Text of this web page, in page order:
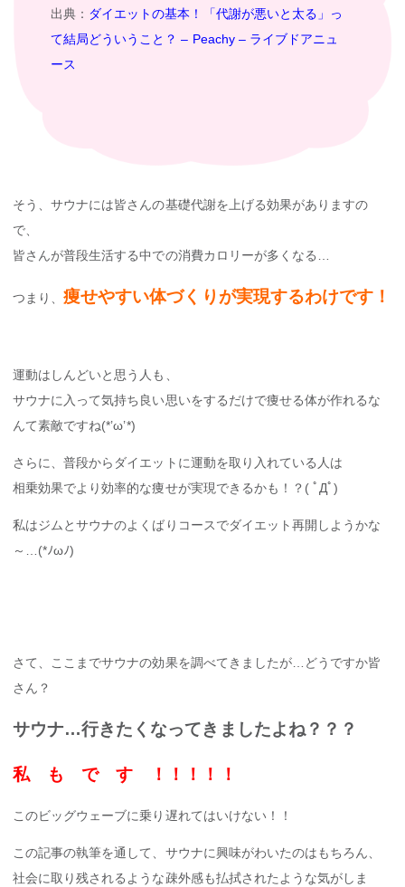
出典： ダイエットの基本！「代謝が悪いと太る」っ
て結局どういうこと？ – Peachy – ライブドアニュ
ース
そう、サウナには皆さんの基礎代謝を上げる効果がありますの
で、
皆さんが普段生活する中での消費カロリーが多くなる…
つまり、痩せやすい体づくりが実現するわけです！
運動はしんどいと思う人も、
サウナに入って気持ち良い思いをするだけで痩せる体が作れるな
んて素敵ですね(*’ω’*)
さらに、普段からダイエットに運動を取り入れている人は
相乗効果でより効率的な痩せが実現できるかも！？( ﾟДﾟ)
私はジムとサウナのよくばりコースでダイエット再開しようかな
～…(*ﾉωﾉ)
さて、ここまでサウナの効果を調べてきましたが…どうですか皆
さん？
サウナ…行きたくなってきましたよね？？？
私 も で す ！！！！！
このビッグウェーブに乗り遅れてはいけない！！
この記事の執筆を通して、サウナに興味がわいたのはもちろん、
社会に取り残されるような疎外感も払拭されたような気がしま